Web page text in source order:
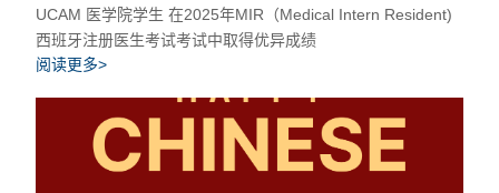
UCAM 医学院学生 在2025年MIR（Medical Intern Resident)
西班牙注册医生考试考试中取得优异成绩
阅读更多>